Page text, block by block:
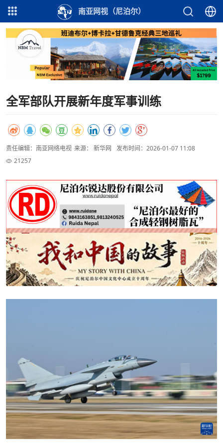
南亚网视（尼泊尔）
全军部队开展新年度军事训练
责任编辑：南亚网络电视 来源： 新华网
发布时间：2026-01-07 11:08
21257